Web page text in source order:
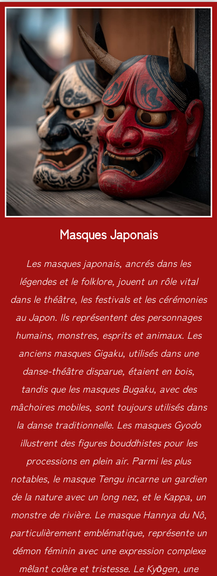
Masques Japonais
Les masques japonais, ancrés dans les
légendes et le folklore, jouent un rôle vital
dans le théâtre, les festivals et les cérémonies
au Japon. Ils représentent des personnages
humains, monstres, esprits et animaux. Les
anciens masques Gigaku, utilisés dans une
danse-théâtre disparue, étaient en bois,
tandis que les masques Bugaku, avec des
mâchoires mobiles, sont toujours utilisés dans
la danse traditionnelle. Les masques Gyodo
illustrent des figures bouddhistes pour les
processions en plein air. Parmi les plus
notables, le masque Tengu incarne un gardien
de la nature avec un long nez, et le Kappa, un
monstre de rivière. Le masque Hannya du Nô,
particulièrement emblématique, représente un
démon féminin avec une expression complexe
mêlant colère et tristesse. Le Kyōgen, une